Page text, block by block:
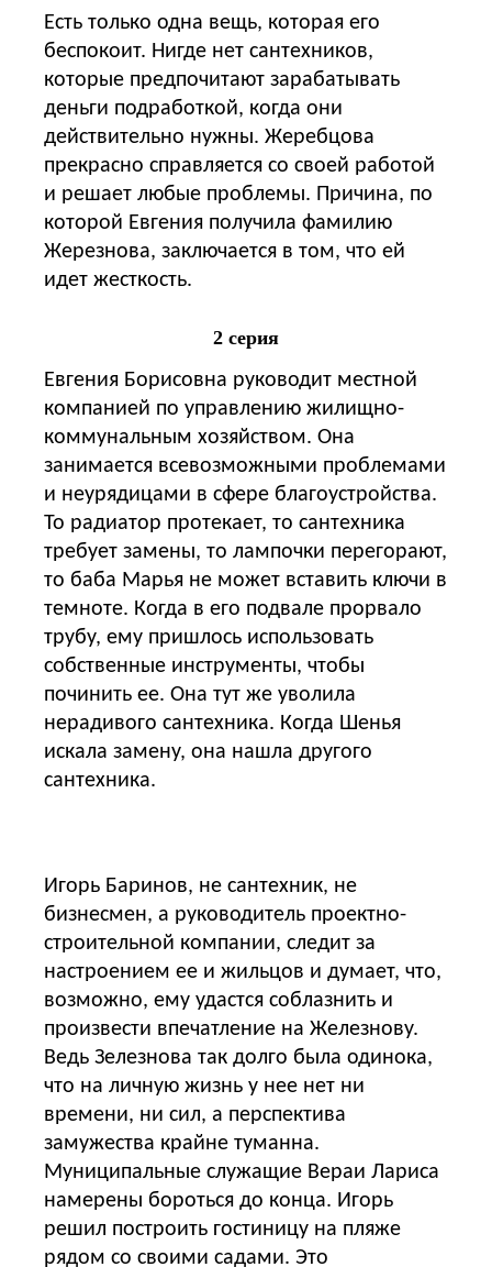
Есть только одна вещь, которая его
беспокоит. Нигде нет сантехников,
которые предпочитают зарабатывать
деньги подработкой, когда они
действительно нужны. Жеребцова
прекрасно справляется со своей работой
и решает любые проблемы. Причина, по
которой Евгения получила фамилию
Жерезнова, заключается в том, что ей
идет жесткость.
2 серия
Евгения Борисовна руководит местной
компанией по управлению жилищно-
коммунальным хозяйством. Она
занимается всевозможными проблемами
и неурядицами в сфере благоустройства.
То радиатор протекает, то сантехника
требует замены, то лампочки перегорают,
то баба Марья не может вставить ключи в
темноте. Когда в его подвале прорвало
трубу, ему пришлось использовать
собственные инструменты, чтобы
починить ее. Она тут же уволила
нерадивого сантехника. Когда Шенья
искала замену, она нашла другого
сантехника.
Игорь Баринов, не сантехник, не
бизнесмен, а руководитель проектно-
строительной компании, следит за
настроением ее и жильцов и думает, что,
возможно, ему удастся соблазнить и
произвести впечатление на Железнову.
Ведь Зелезнова так долго была одинока,
что на личную жизнь у нее нет ни
времени, ни сил, а перспектива
замужества крайне туманна.
Муниципальные служащие Вераи Лариса
намерены бороться до конца. Игорь
решил построить гостиницу на пляже
рядом со своими садами. Это